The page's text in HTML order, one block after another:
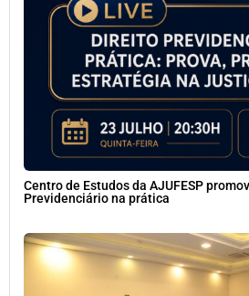
Centro de Estudos da AJUFESP
Previdenciário na prática